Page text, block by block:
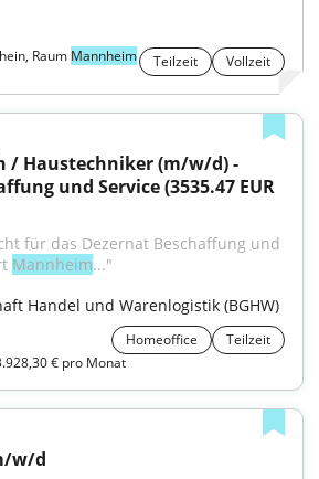
Raum Mannheim Teilzeit Vollzeit
/ Haustechniker (m/w/d) -
und Service (3535.47 EUR
für das Dezernat Beschaffung und
Mannheim..."
Handel und Warenlogistik (BGHW)
Homeoffice
Teilzeit
€ pro Monat
w/d